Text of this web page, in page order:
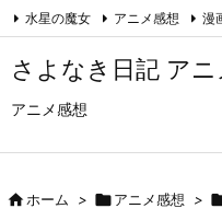
さよなき日記 ア
アニメ感想
水星の魔女 アニメ感想 漫
ホーム > アニメ感想 >